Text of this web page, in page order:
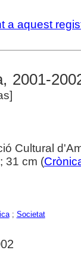
a aquest
2001-
Cultural
31 cm (
; Societat